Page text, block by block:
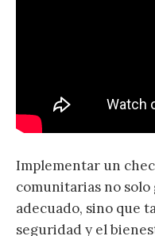
Implementar un
comunitarias no
adecuado, sino que
seguridad y el